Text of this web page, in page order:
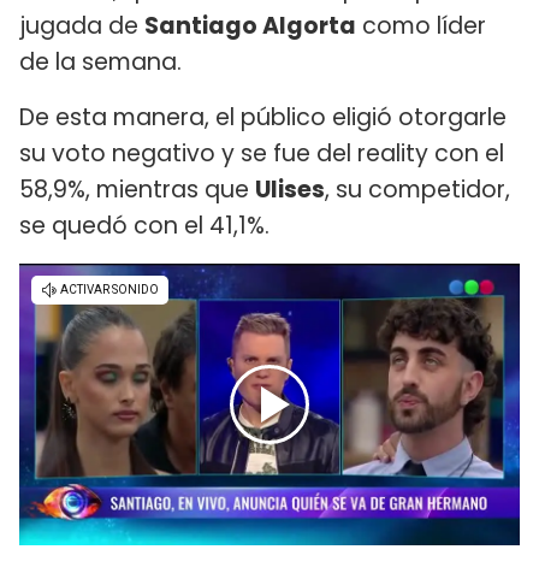
jugada de Santiago Algorta como líder
de la semana.
De esta manera, el público eligió otorgarle
su voto negativo y se fue del reality con el
58,9%, mientras que Ulises, su competidor,
se quedó con el 41,1%.